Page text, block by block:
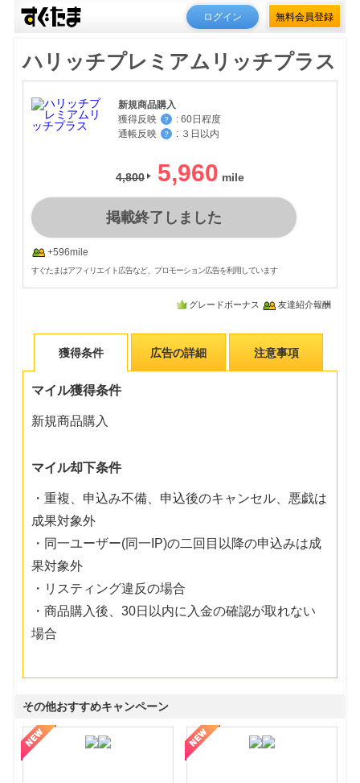
ログイン 無料会員登録
ハリッチプレミアムリッチプラス
新規商品購入
獲得反映
？ : 60日程度
通帳反映
？ : ３日以内
4,800 5,960
掲載終了しました
+596mile
すぐたまはアフィリエイト広告など、プロモーション広告を利用しています
グレードボーナス 友達紹介報酬
獲得条件 広告の詳細 注意事項
マイル獲得条件
新規商品購入
マイル却下条件
・重複、申込み不備、申込後のキャンセル、悪戯は
成果対象外
・同一ユーザー(同一IP)の二回目以降の申込みは成
果対象外
・リスティング違反の場合
・商品購入後、30日以内に入金の確認が取れない
場合
その他おすすめキャンペーン